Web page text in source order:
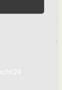
dem Forum, in dem
müssen. Es
von Benutzern
möchte, bevor sie
wenn